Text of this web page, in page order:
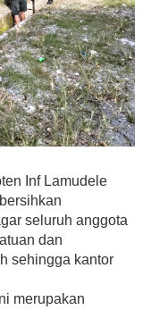
Inf Lamudele
seluruh anggota
dan
sehingga kantor
merupakan